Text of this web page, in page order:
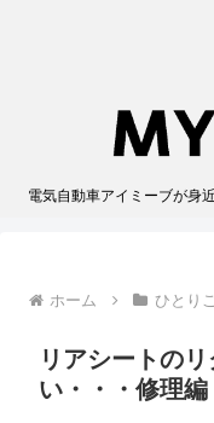
電気自動車アイミーブが身
ホーム ひとり
リアシートの
い・・・修理編